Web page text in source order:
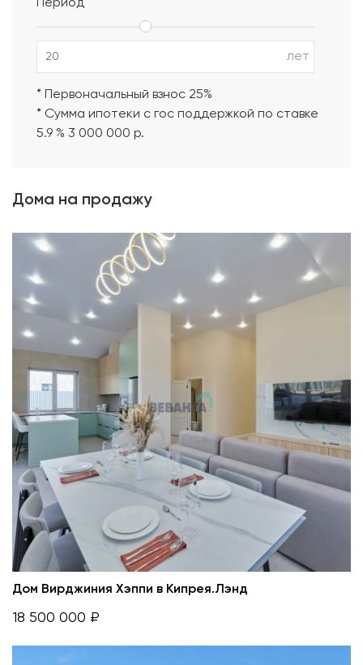
Период
лет
* Первоначальный взнос 25%
* Сумма ипотеки с гос поддержкой по ставке
5.9 % 3 000 000 р.
Дома на продажу
Дом Вирджиния Хэппи в Кипрея.Лэнд
18 500 000 ₽